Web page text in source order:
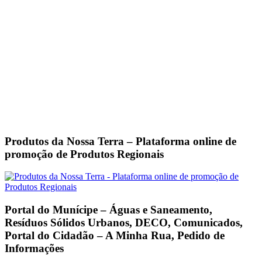
Produtos da Nossa Terra – Plataforma online de
promoção de Produtos Regionais
Portal do Munícipe – Águas e Saneamento,
Resíduos Sólidos Urbanos, DECO, Comunicados,
Portal do Cidadão – A Minha Rua, Pedido de
Informações